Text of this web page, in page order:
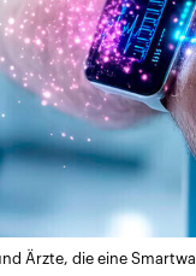
Ärzte, die eine